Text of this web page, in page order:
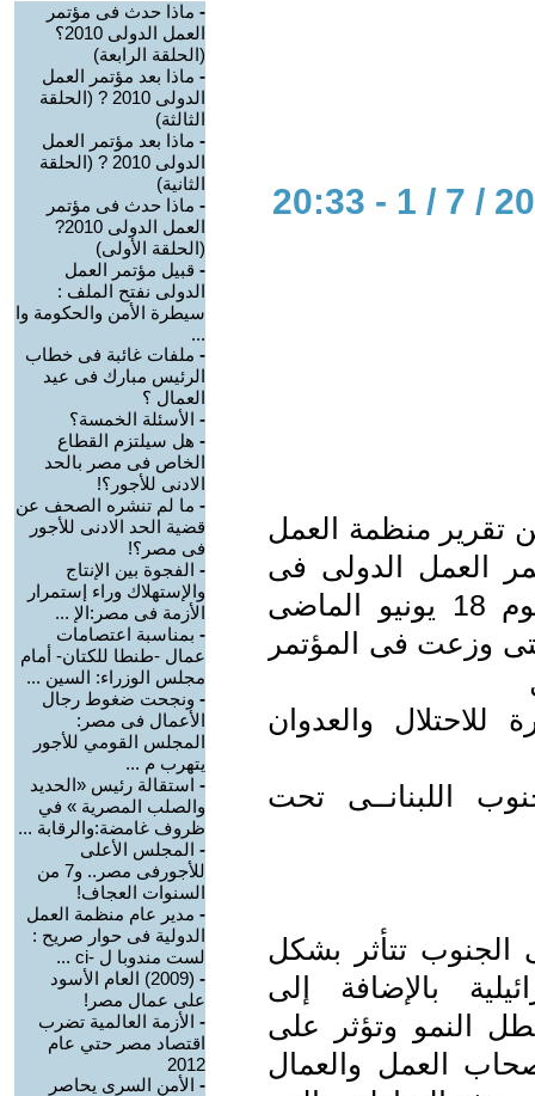
تقرير منظمة العمل
العمل الدولى فى
دورته الـ99 والذى انتهت فعالياته يوم 18 يونيو الماضى
وزعت فى المؤتمر
للاحتلال والعدوان
اللبنانــى تحت
الجنوب تتأثر بشكل
بالإضافة إلى
النمو وتؤثر على
العمل والعمال
- ماذا حدث فى مؤتمر
العمل الدولى 2010؟
(الحلقة الرابعة)
- ماذا بعد مؤتمر العمل
الدولى 2010 ? (الحلقة
الثالثة)
- ماذا بعد مؤتمر العمل
الدولى 2010 ? (الحلقة
الثانية)
- ماذا حدث فى مؤتمر
العمل الدولى 2010?
(الحلقة الأولى)
- قبيل مؤتمر العمل
الدولى نفتح الملف :
سيطرة الأمن والحكومة وا
...
- ملفات غائبة فى خطاب
الرئيس مبارك فى عيد
العمال ؟
- الأسئلة الخمسة؟
- هل سيلتزم القطاع
الخاص فى مصر بالحد
الادنى للأجور؟!
- ما لم تنشره الصحف عن
قضية الحد الادنى للأجور
فى مصر؟!
- الفجوة بين الإنتاج
والإستهلاك وراء إستمرار
الأزمة فى مصر:الإ ...
- بمناسبة اعتصامات
عمال -طنطا للكتان- أمام
مجلس الوزراء: السين ...
- ونجحت ضغوط رجال
الأعمال فى مصر:
المجلس القومي للأجور
يتهرب م ...
- استقالة رئيس «الحديد
والصلب المصرية » في
ظروف غامضة:والرقابة ...
- المجلس الأعلى
للأجورفى مصر.. و7 من
السنوات العجاف!
- مدير عام منظمة العمل
الدولية فى حوار صريح :
لست مندوبا ل -ci ...
-
(2009) العام الأسود
على عمال مصر!
- الأزمة العالمية تضرب
اقتصاد مصر حتي عام
2012
- الأمن السرى يحاصر